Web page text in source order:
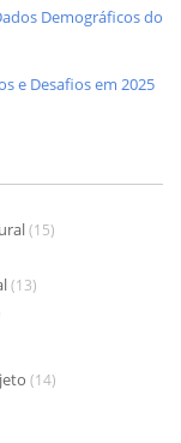
Demográficos do
e Desafios em 2025
(15)
(13)
(14)